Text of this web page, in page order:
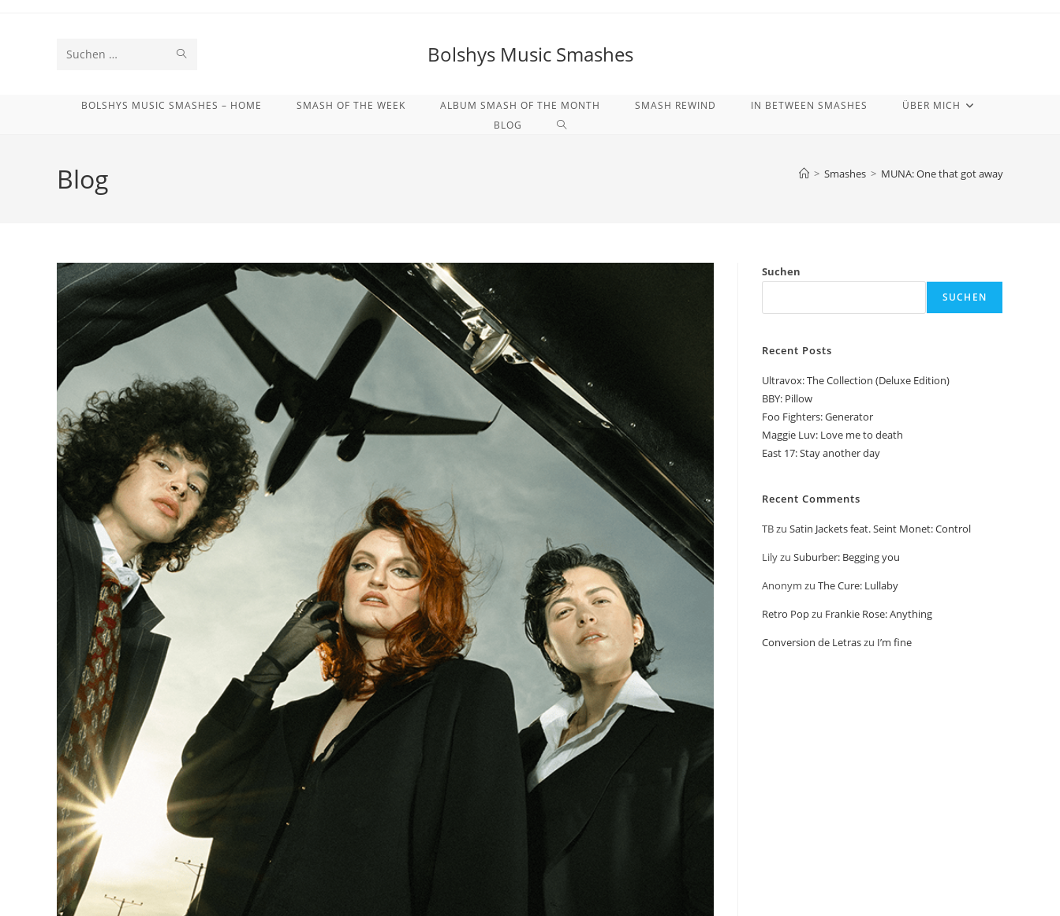
Diese Bolshys Music Smashes
BOLSHYS MUSIC SMASHES – HOME SMASH OF THE WEEK ALBUM SMASH OF THE MONTH SMASH REWIND IN BETWEEN SMASHES
ÜBER MICH
BLOG
WEBSITE-
SUCHE
Blog > Smashes > MUNA: One that got away
Suchen
SUCHEN
Recent Posts
Ultravox: The Collection (Deluxe Edition)
BBY: Pillow
Foo Fighters: Generator
Maggie Luv: Love me to death
East 17: Stay another day
Recent Comments
TBzu Satin Jackets feat. Seint Monet: Control
Lilyzu Suburber: Begging you
Anonym zu The Cure: Lullaby
Retro Popzu Frankie Rose: Anything
Conversion de Letraszu I’m fine